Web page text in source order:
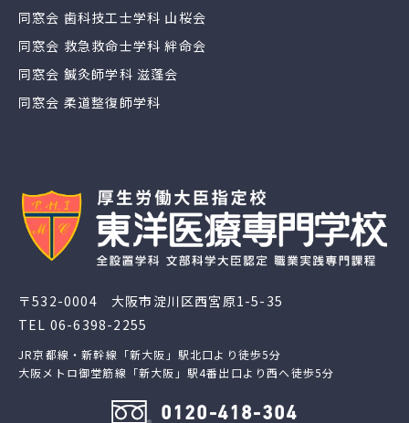
〒532-0004 大阪市淀川区西宮原1-5-35
TEL 06-6398-2255
JR京都線・新幹線「新大阪」駅北口より徒歩5分
大阪メトロ御堂筋線「新大阪」駅4番出口より西へ徒歩5分
0120-418-304
同窓会 歯科技工士学科 山桜会
同窓会 救急救命士学科 絆命会
同窓会 鍼灸師学科 滋蓬会
同窓会 柔道整復師学科